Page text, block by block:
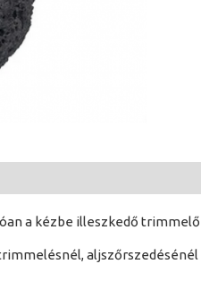
a kézbe illeszkedő trimmelő
aljszőrszedésénél